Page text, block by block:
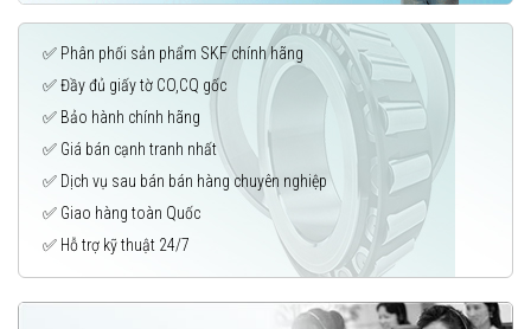
✅ Phân phối sản phẩm SKF chính hãng
✅ Đầy đủ giấy tờ CO,CQ gốc
✅ Bảo hành chính hãng
✅ Giá bán cạnh tranh nhất
✅ Dịch vụ sau bán bán hàng chuyên nghiệp
✅ Giao hàng toàn Quốc
✅ Hỗ trợ kỹ thuật 24/7